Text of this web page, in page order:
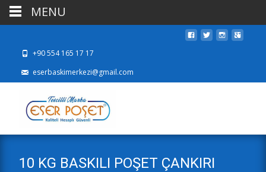
+90 554 165 17 17
eserbaskimerkezi@gmail.com
10 KG BASKILI POŞET ÇANKIRI
MENU